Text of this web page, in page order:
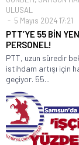
ULUSAL
5 Mayıs 2024 17:21
PTT’YE 55 BİN
PERSONEL!
PTT, uzun süredir
istihdam artışı için
geçiyor. 55...